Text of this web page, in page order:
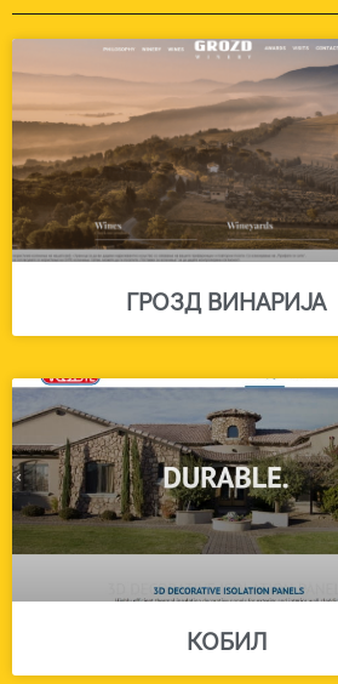
ГРОЗД ВИНАРИЈА
КОБИЛ